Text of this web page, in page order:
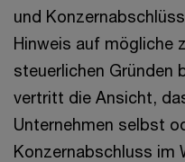
und
Hinweis auf mögliche
steuerlichen Gründen
vertritt die Ansicht,
Unternehmen selbst
Konzernabschluss im